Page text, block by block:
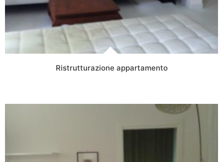
Ristrutturazione appartamento